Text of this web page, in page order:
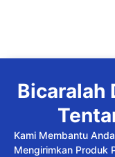
Bicaralah
Kami Membantu
Mengirimkan Produk